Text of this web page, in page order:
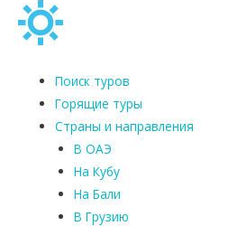
Поиск туров
Горящие туры
Страны и направления
В ОАЭ
На Кубу
На Бали
В Грузию